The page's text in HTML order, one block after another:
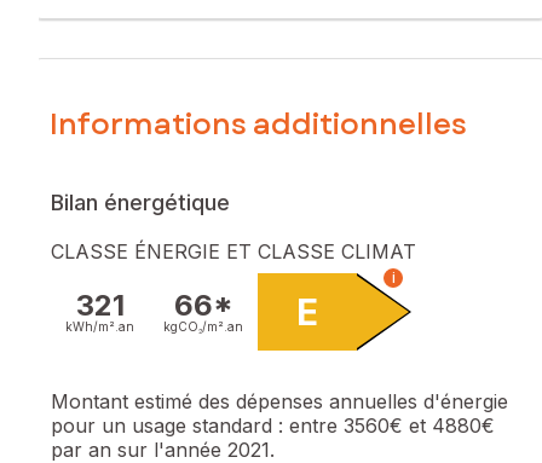
Informations additionnelles
Bilan énergétique
CLASSE ÉNERGIE ET CLASSE CLIMAT
321
kWh/m². an
66*
kgCO₂/m². an E
i
Montant estimé des dépenses annuelles d'énergie
pour un usage standard : entre 3560€ et 4880€
par an sur l'année 2021.